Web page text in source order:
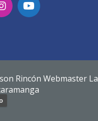
Rincón Webmaster La